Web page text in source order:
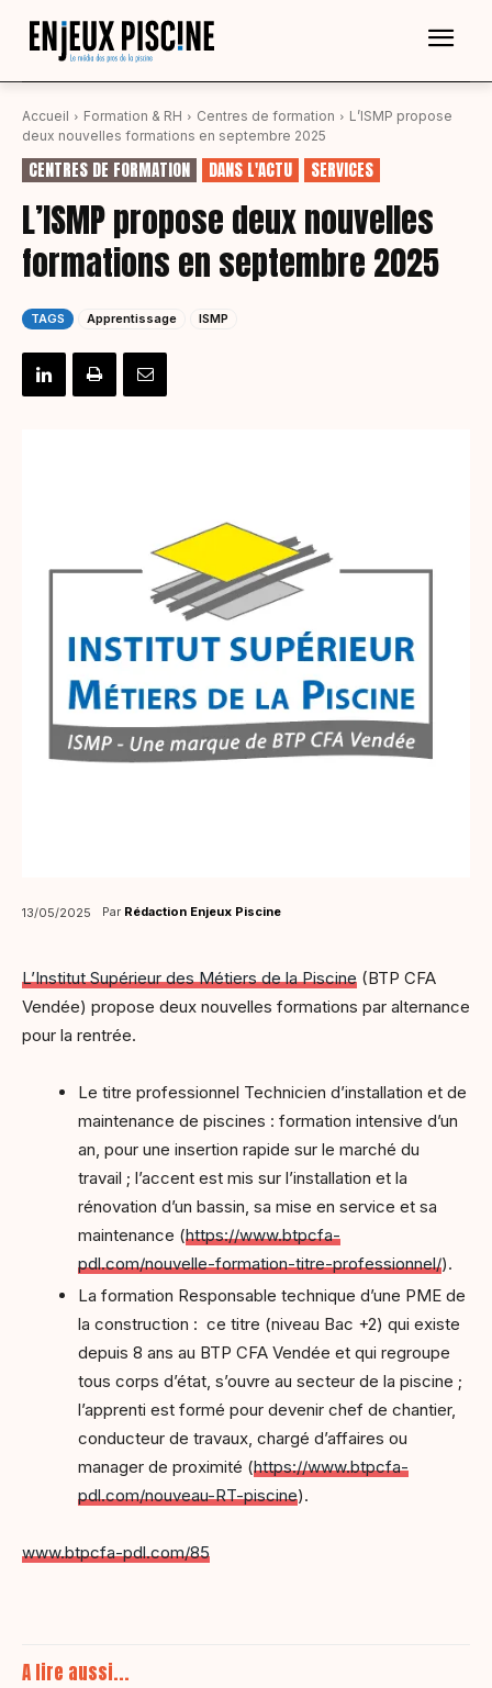
Accueil Formation & RH Centres de formation
L’ISMP propose
deux nouvelles formations en septembre 2025
CENTRES DE FORMATION DANS L'ACTU SERVICES
L’ISMP propose deux nouvelles
formations en septembre 2025
TAGS Apprentissage ISMP
13/05/2025 Par Rédaction Enjeux Piscine
L’Institut Supérieur des Métiers de la Piscine (BTP CFA
Vendée) propose deux nouvelles formations par alternance
pour la rentrée.
Le titre professionnel Technicien d’installation et de
maintenance de piscines : formation intensive d’un
an, pour une insertion rapide sur le marché du
travail ; l’accent est mis sur l’installation et la
rénovation d’un bassin, sa mise en service et sa
maintenance (https://www.btpcfa-
pdl.com/nouvelle-formation-titre-professionnel/).
La formation Responsable technique d’une PME de
la construction : ce titre (niveau Bac +2) qui existe
depuis 8 ans au BTP CFA Vendée et qui regroupe
tous corps d’état, s’ouvre au secteur de la piscine ;
l’apprenti est formé pour devenir chef de chantier,
conducteur de travaux, chargé d’affaires ou
manager de proximité (https://www.btpcfa-
pdl.com/nouveau-RT-piscine).
www.btpcfa-pdl.com/85
A lire aussi...